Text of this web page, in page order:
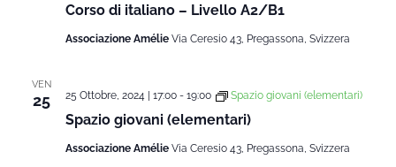
Corso di italiano – Livello A2/B1
Associazione Amélie Via Ceresio 43, Pregassona, Svizzera
VEN
25
Spazio giovani (elementari)
25 Ottobre, 2024 | 17:00- 19:00 Spazio giovani (elementari)
Associazione Amélie Via Ceresio 43, Pregassona, Svizzera